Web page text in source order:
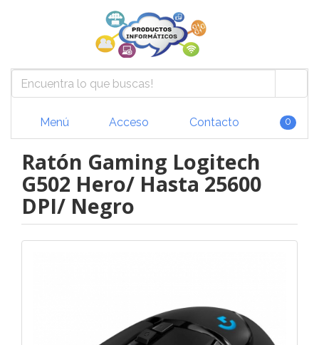
Menú Acceso Contacto 0
Ratón Gaming Logitech
G502 Hero/ Hasta 25600
DPI/ Negro